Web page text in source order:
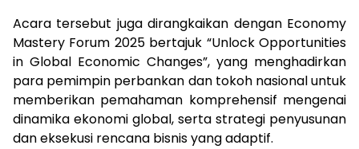
Acara tersebut juga dirangkaikan dengan Economy
Mastery Forum 2025 bertajuk “Unlock Opportunities
in Global Economic Changes”, yang menghadirkan
para pemimpin perbankan dan tokoh nasional untuk
memberikan pemahaman komprehensif mengenai
dinamika ekonomi global, serta strategi penyusunan
dan eksekusi rencana bisnis yang adaptif.